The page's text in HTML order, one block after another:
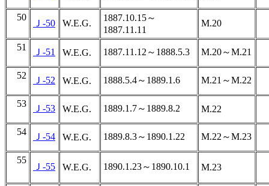
50
Ｊ-50 W.E.G.
1887.10.15～
1887.11.11
M.20
51 Ｊ-51 W.E.G. 1887.11.12～1888.5.3 M.20～M.21
52 Ｊ-52 W.E.G. 1888.5.4～1889.1.6 M.21～M.22
53 Ｊ-53 W.E.G. 1889.1.7～1889.8.2 M.22
54 Ｊ-54 W.E.G. 1889.8.3～1890.1.22 M.22～M.23
55
Ｊ-55 W.E.G. 1890.1.23～1890.10.1 M.23